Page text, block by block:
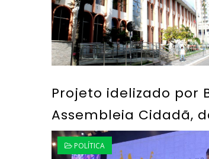
Projeto idelizado por
Assembleia Cidadã,
POLÍTICA